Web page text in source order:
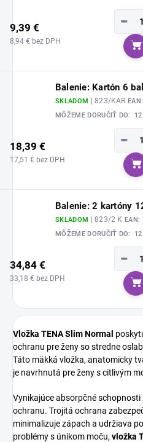
9,39 €
8,94 € bez DPH
−
Balenie: Kartón 6
SKLADOM | 823/KAR EAN:
MÔŽEME DORUČIŤ DO:
18,39 €
17,51 € bez DPH
−
Balenie: 2 kartóny
SKLADOM | 823/2 K EAN:
MÔŽEME DORUČIŤ DO:
34,84 €
33,18 € bez DPH
−
Vložka TENA Slim Normal
ochranu pre ženy so stredne
Táto mäkká vložka, anatomicky
je navrhnutá pre ženy s citlivým
Vynikajúce absorpčné
ochranu. Trojitá ochrana
minimalizuje zápach a udržiava
problémy s únikom moču, vložka